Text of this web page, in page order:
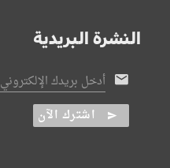
النشرة البريدية
أدخل بريدك الإلكتروني
اشترك الآن